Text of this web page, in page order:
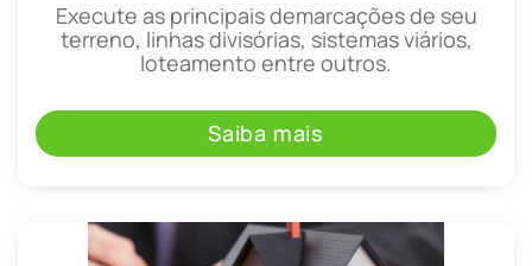
Execute as principais demarcações de seu
terreno, linhas divisórias, sistemas viários,
loteamento entre outros.
Saiba mais